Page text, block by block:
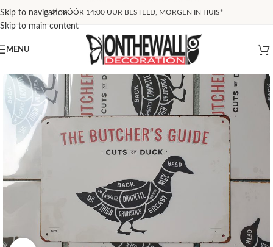
Skip to navigation
Skip to main content
VÓÓR 14:00 UUR BESTELD, MORGEN IN HUIS*
MENU